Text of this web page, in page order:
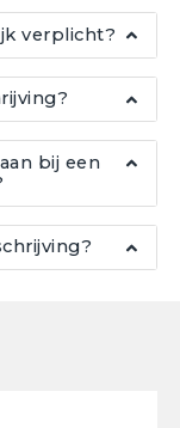
verplicht?
bij een